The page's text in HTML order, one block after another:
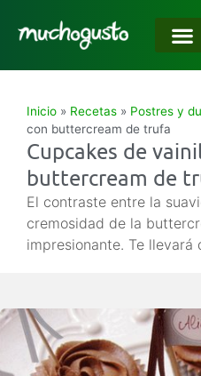
Inicio » Recetas » Postres y
con buttercream de trufa
Cupcakes de
buttercream de
El contraste entre la
cremosidad de la
impresionante. Te